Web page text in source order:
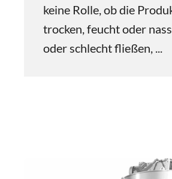
keine Rolle, ob die
trocken, feucht oder
oder schlecht fließen, ...